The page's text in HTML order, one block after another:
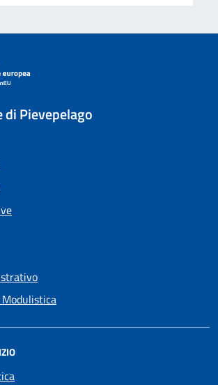
di Pievepelago